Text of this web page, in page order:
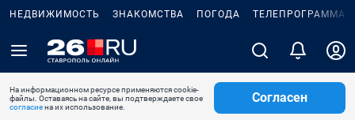
НЕДВИЖИМОСТЬ ЗНАКОМСТВА ПОГОДА ТЕЛЕПРОГРАММА
На информационном ресурсе применяются cookie-
файлы. Оставаясь на сайте, вы подтверждаете свое
согласиена их использование.
Согласен